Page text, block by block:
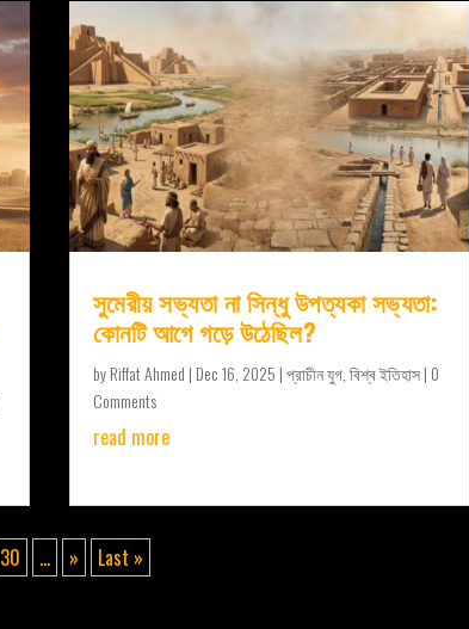
সুমেরীয় সভ্যতা না সিন্ধু উপত্যকা সভ্যতা:
কোনটি আগে গড়ে উঠেছিল?
byRiffat Ahmed | Dec 16, 2025 |প্রাচীন যুগ,বিশ্ব ইতিহাস| 0
Comments
read more
30 ... » Last »